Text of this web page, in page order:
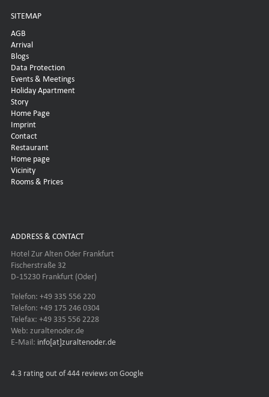
SITEMAP
AGB
Arrival
Blogs
Data Protection
Events & Meetings
Holiday Apartment
Story
Home Page
Imprint
Contact
Restaurant
Home page
Vicinity
Rooms & Prices
ADDRESS & CONTACT
Hotel Zur Alten Oder Frankfurt
Fischerstraße 32
D-15230 Frankfurt (Oder)
Telefon: +49 335 556 220
Telefon: +49 175 246 0304
Telefax: +49 335 556 2228
Web: zuraltenoder.de
E-Mail: info[at]zuraltenoder.de
4.3 rating out of 444 reviews on Google